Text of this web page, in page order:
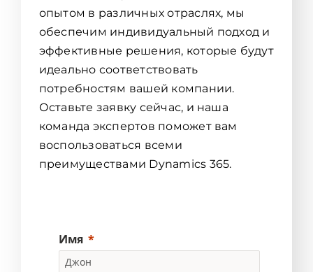
опытом в различных отраслях, мы
обеспечим индивидуальный подход и
эффективные решения, которые будут
идеально соответствовать
потребностям вашей компании.
Оставьте заявку сейчас, и наша
команда экспертов поможет вам
воспользоваться всеми
преимуществами Dynamics 365.
Имя